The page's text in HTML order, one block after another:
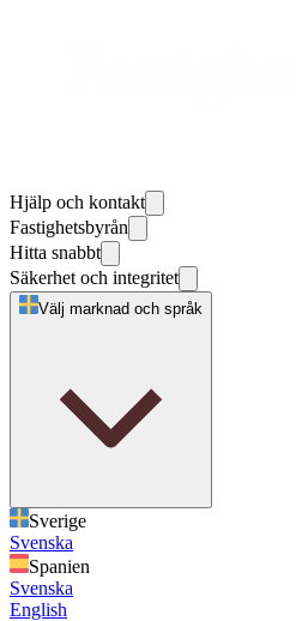
Hjälp och kontakt
Fastighetsbyrån
Hitta snabbt
Säkerhet och integritet
Välj marknad och språk
Sverige
Svenska
Spanien
Svenska
English